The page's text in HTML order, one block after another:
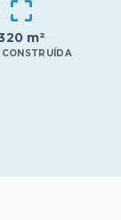
m²
CONSTRUÍDA